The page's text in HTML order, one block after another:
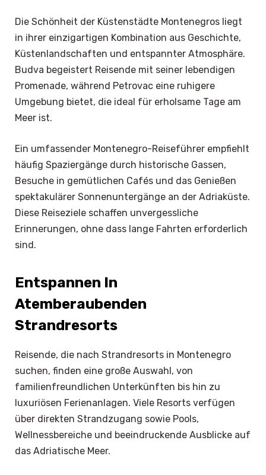
Die Schönheit der Küstenstädte Montenegros liegt
in ihrer einzigartigen Kombination aus Geschichte,
Küstenlandschaften und entspannter Atmosphäre.
Budva begeistert Reisende mit seiner lebendigen
Promenade, während Petrovac eine ruhigere
Umgebung bietet, die ideal für erholsame Tage am
Meer ist.
Ein umfassender Montenegro-Reiseführer empfiehlt
häufig Spaziergänge durch historische Gassen,
Besuche in gemütlichen Cafés und das Genießen
spektakulärer Sonnenuntergänge an der Adriaküste.
Diese Reiseziele schaffen unvergessliche
Erinnerungen, ohne dass lange Fahrten erforderlich
sind.
Entspannen In
Atemberaubenden
Strandresorts
Reisende, die nach Strandresorts in Montenegro
suchen, finden eine große Auswahl, von
familienfreundlichen Unterkünften bis hin zu
luxuriösen Ferienanlagen. Viele Resorts verfügen
über direkten Strandzugang sowie Pools,
Wellnessbereiche und beeindruckende Ausblicke auf
das Adriatische Meer.